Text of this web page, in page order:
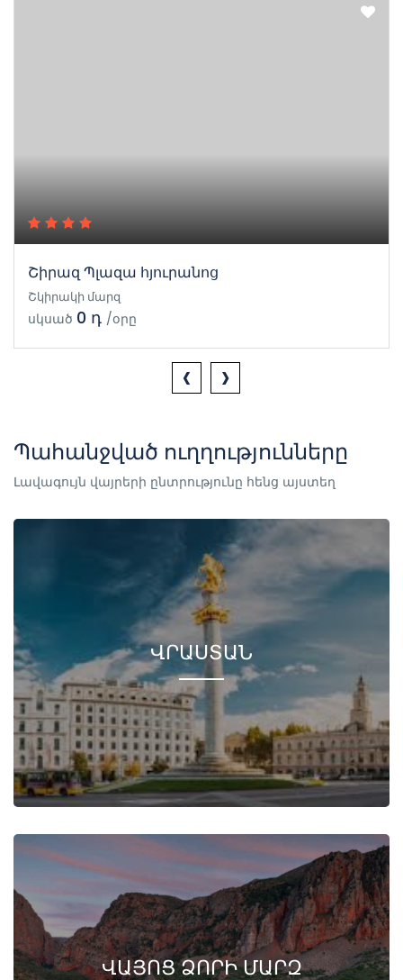
Շիրազ Պլազա հյուրանոց
Շկիրակի մարզ
սկսած 0 դ /օրը
‹ ›
Պահանջված ուղղությունները
Լավագույն վայրերի ընտրությունը հենց այստեղ
ՎՐԱՍՏԱՆ
ՎԱՅՈՑ ՁՈՐԻ ՄԱՐԶ